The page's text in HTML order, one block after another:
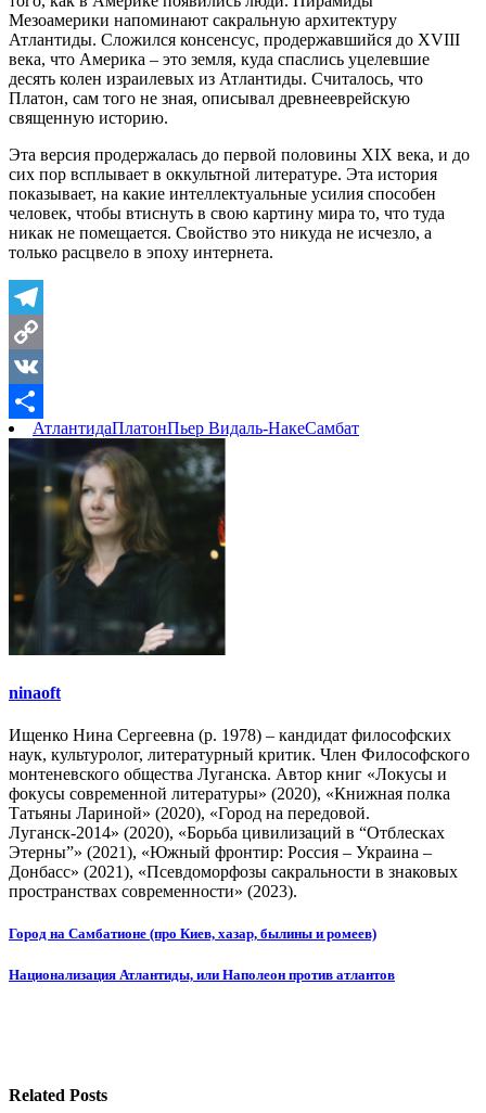
Мезоамерики напоминают сакральную архитектуру
Атлантиды. Сложился консенсус, продержавшийся до XVIII
века, что Америка – это земля, куда спаслись уцелевшие
десять колен израилевых из Атлантиды. Считалось, что
Платон, сам того не зная, описывал древнееврейскую
священную историю.
Эта версия продержалась до первой половины XIX века, и до
сих пор всплывает в оккультной литературе. Эта история
показывает, на какие интеллектуальные усилия способен
человек, чтобы втиснуть в свою картину мира то, что туда
никак не помещается. Свойство это никуда не исчезло, а
только расцвело в эпоху интернета.
Telegram
Copy
Link
VK
Отправить
АтлантидаПлатонПьер Видаль-НакеСамбат
ninaoft
Ищенко Нина Сергеевна (р. 1978) – кандидат философских
наук, культуролог, литературный критик. Член Философского
монтеневского общества Луганска. Автор книг «Локусы и
фокусы современной литературы» (2020), «Книжная полка
Татьяны Лариной» (2020), «Город на передовой.
Луганск-2014» (2020), «Борьба цивилизаций в “Отблесках
Этерны”» (2021), «Южный фронтир: Россия – Украина –
Донбасс» (2021), «Псевдоморфозы сакральности в знаковых
пространствах современности» (2023).
Навигация
по
Город на Самбатионе (про Киев, хазар, былины и ромеев)
Национализация Атлантиды, или Наполеон против атлантов
Related Posts